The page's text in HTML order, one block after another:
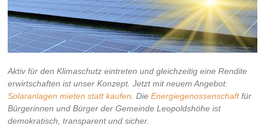
Aktiv für den Klimaschutz eintreten und gleichzeitig eine Rendite
erwirtschaften ist unser Konzept. Jetzt mit neuem Angebot:
Solaranlagen mieten statt kaufen . DieEnergiegenossenschaftfür
Bürgerinnen und Bürger der Gemeinde Leopoldshöhe ist
demokratisch, transparent und sicher.